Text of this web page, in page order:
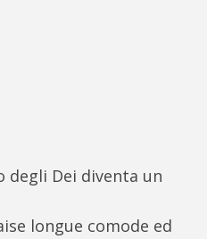
degli Dei diventa un
longue comode ed